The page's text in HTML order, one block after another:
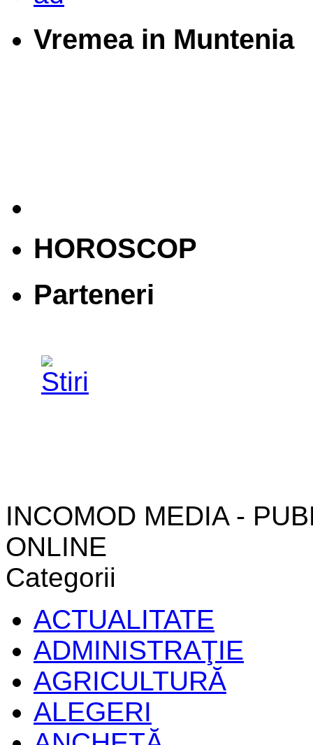
Vremea in Muntenia
HOROSCOP
Parteneri
INCOMOD MEDIA -
ONLINE
Categorii
ACTUALITATE
ADMINISTRAŢIE
AGRICULTURĂ
ALEGERI